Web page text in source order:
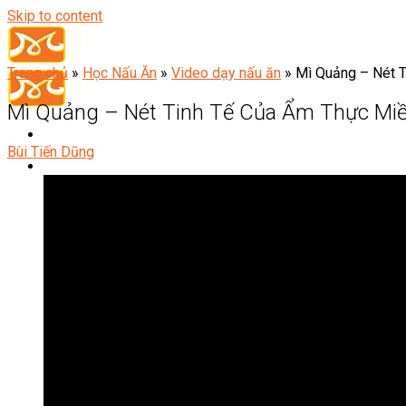
Skip to content
Trang chủ » Học Nấu Ăn » Video dạy nấu ăn » Mì Quảng – Nét
Mì Quảng – Nét Tinh Tế Của Ẩm Thực
Bùi Tiến Dũng